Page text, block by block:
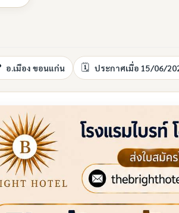
อ.เมือง ขอนแก่น ประกาศเมื่อ 15/06/